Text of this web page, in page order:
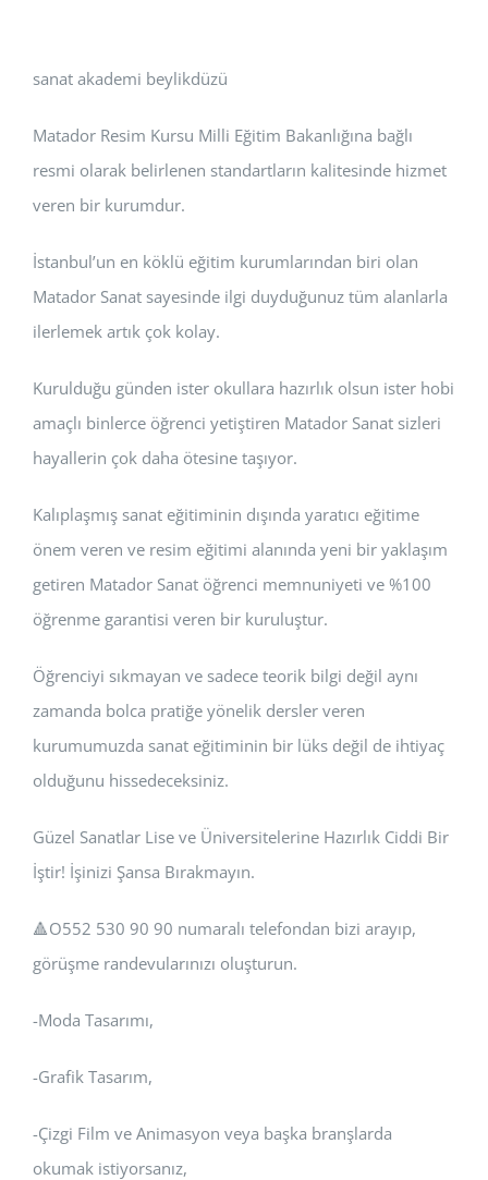
sanat akademi beylikdüzü
Matador Resim Kursu Milli Eğitim Bakanlığına bağlı
resmi olarak belirlenen standartların kalitesinde hizmet
veren bir kurumdur.
İstanbul’un en köklü eğitim kurumlarından biri olan
Matador Sanat sayesinde ilgi duyduğunuz tüm alanlarla
ilerlemek artık çok kolay.
Kurulduğu günden ister okullara hazırlık olsun ister hobi
amaçlı binlerce öğrenci yetiştiren Matador Sanat sizleri
hayallerin çok daha ötesine taşıyor.
Kalıplaşmış sanat eğitiminin dışında yaratıcı eğitime
önem veren ve resim eğitimi alanında yeni bir yaklaşım
getiren Matador Sanat öğrenci memnuniyeti ve %100
öğrenme garantisi veren bir kuruluştur.
Öğrenciyi sıkmayan ve sadece teorik bilgi değil aynı
zamanda bolca pratiğe yönelik dersler veren
kurumumuzda sanat eğitiminin bir lüks değil de ihtiyaç
olduğunu hissedeceksiniz.
Güzel Sanatlar Lise ve Üniversitelerine Hazırlık Ciddi Bir
İştir! İşinizi Şansa Bırakmayın.
🔺️O552 530 90 90 numaralı telefondan bizi arayıp,
görüşme randevularınızı oluşturun.
-Moda Tasarımı,
-Grafik Tasarım,
-Çizgi Film ve Animasyon veya başka branşlarda
okumak istiyorsanız,